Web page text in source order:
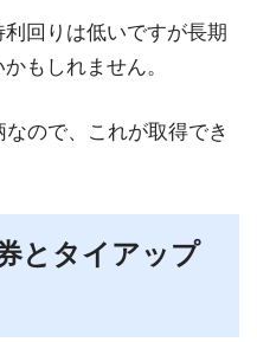
回りは低いですが長期
もしれません。
ので、これが取得でき
とタイアップ